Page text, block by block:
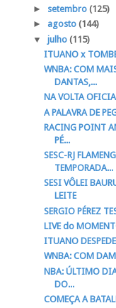
► setembro (125)
► agosto (144)
▼ julho (115)
ITUANO x
WNBA: COM
DANTAS,...
NA VOLTA
A PALAVRA DE
RACING POINT
PÉ...
SESC-RJ
TEMPORADA...
SESI VÔLEI
LEITE
SERGIO PÉREZ
LIVE do
ITUANO
WNBA: COM
NBA: ÚLTIMO
DO...
COMEÇA A